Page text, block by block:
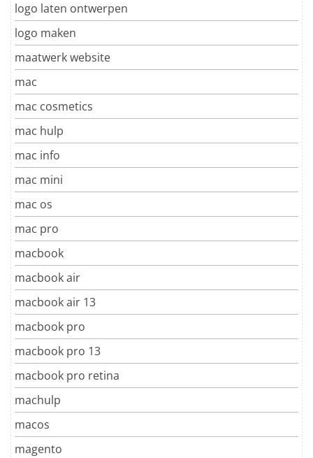
logo laten ontwerpen
logo maken
maatwerk website
mac
mac cosmetics
mac hulp
mac info
mac mini
mac os
mac pro
macbook
macbook air
macbook air 13
macbook pro
macbook pro 13
macbook pro retina
machulp
macos
magento